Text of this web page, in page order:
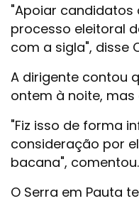
"Apoiar
processo eleitoral
com a sigla", disse
A dirigente contou
ontem à noite, mas
"Fiz isso de forma
consideração por
bacana", comentou.
O Serra em Pauta